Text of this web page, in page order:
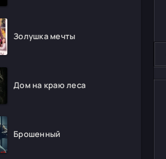
Золушка мечты
Дом на краю леса
Брошенный